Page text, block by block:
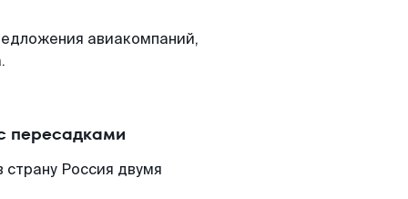
авиакомпаний,
пересадками
Россия двумя